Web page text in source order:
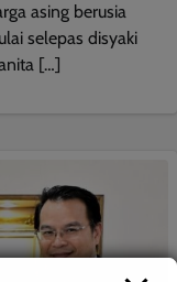
asing berusia
selepas disyaki
[…]